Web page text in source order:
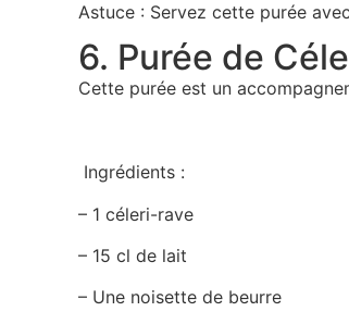
Astuce : Servez cette purée
6. Purée de
Cette purée est un
Ingrédients :
– 1 céleri-rave
– 15 cl de lait
– Une noisette de beurre